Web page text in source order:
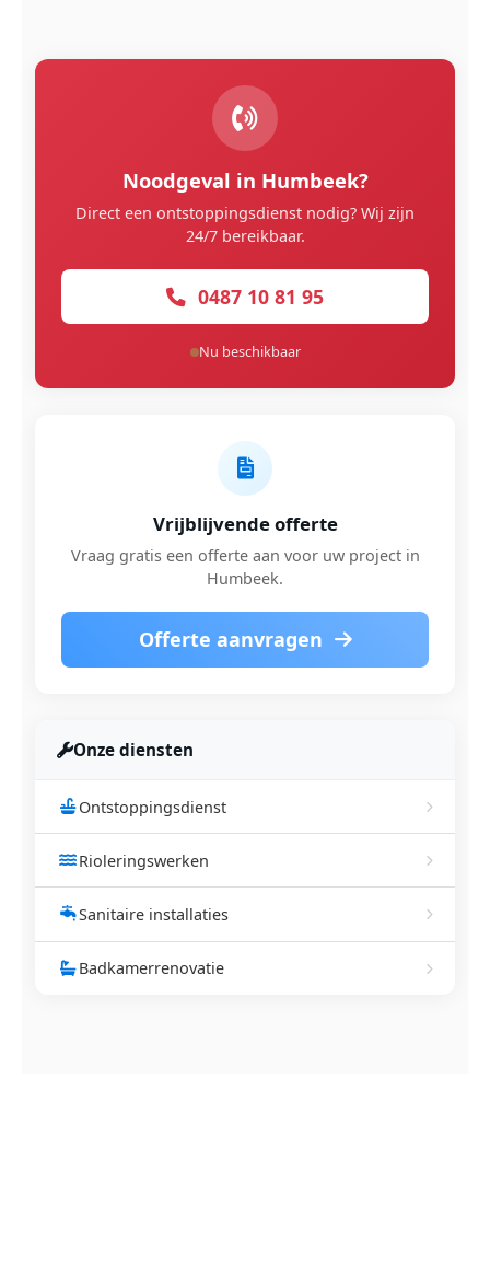
Noodgeval in Humbeek?
Direct een ontstoppingsdienst nodig? Wij zijn
24/7 bereikbaar.
0487 10 81 95
Nu beschikbaar
Vrijblijvende offerte
Vraag gratis een offerte aan voor uw project in
Humbeek.
Offerte aanvragen
Onze diensten
Ontstoppingsdienst
Rioleringswerken
Sanitaire installaties
Badkamerrenovatie